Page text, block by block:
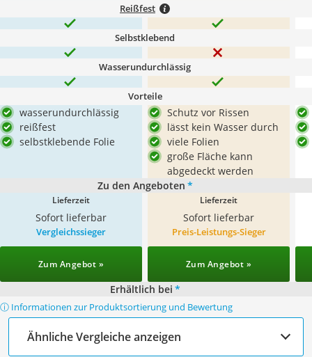
Reißfest
Selbstklebend
Wasserundurchlässig
Vorteile
wasserundurchlässig
reißfest
selbstklebende Folie
Schutz vor Rissen
lässt kein Wasser durch
viele Folien
große Fläche kann
abgedeckt werden
Zu den Angeboten *
Lieferzeit
Sofort lieferbar
Lieferzeit
Sofort lieferbar
Vergleichssieger
Zum Angebot »
Preis-Leistungs-Sieger
Zum Angebot »
Erhältlich bei *
ⓘ Informationen zur Produktsortierung und Bewertung
Ähnliche Vergleiche anzeigen